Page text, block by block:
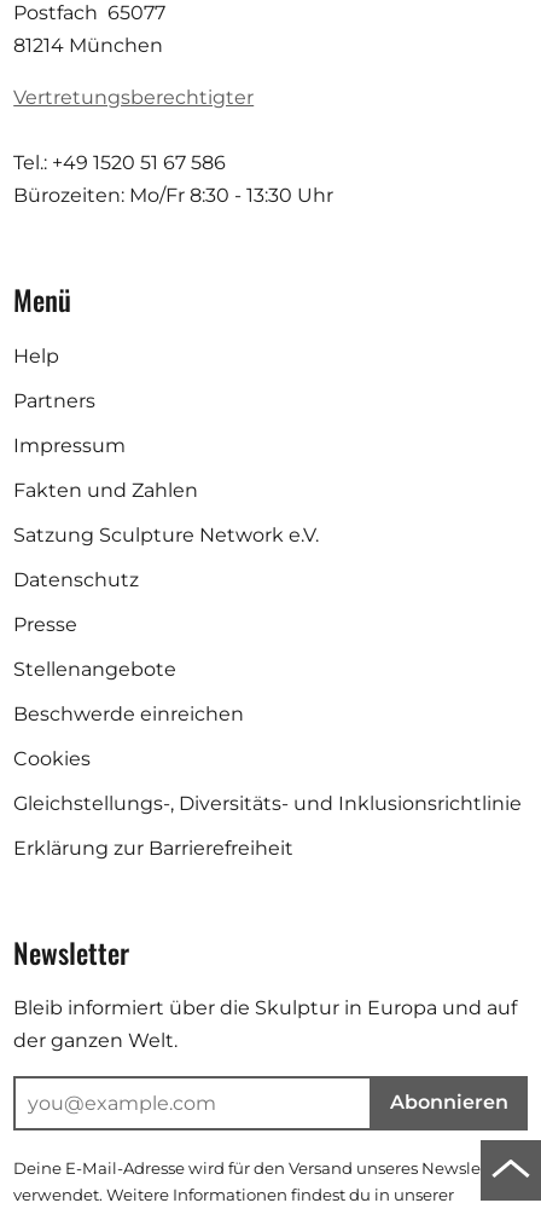
Postfach 65077
81214 München
Vertretungsberechtigter
Tel.: +49 1520 51 67 586
Bürozeiten: Mo/Fr 8:30 - 13:30 Uhr
Menü
Help
Partners
Impressum
Fakten und Zahlen
Satzung Sculpture Network e.V.
Datenschutz
Presse
Stellenangebote
Beschwerde einreichen
Cookies
Gleichstellungs-, Diversitäts- und Inklusionsrichtlinie
Erklärung zur Barrierefreiheit
Newsletter
Bleib informiert über die Skulptur in Europa und auf
der ganzen Welt.
Abonnieren
Deine E-Mail-Adresse wird für den Versand unseres Newsletters
verwendet. Weitere Informationen findest du in unserer